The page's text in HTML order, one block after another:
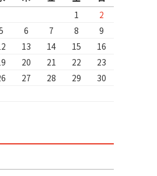
1
2
6 7 8
9
13 14 15
16
20 21 22
23
27 28 29
30